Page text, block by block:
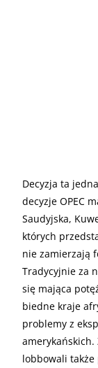
Decyzja ta
decyzje OPEC
Saudyjska,
których
nie zamierzają
Tradycyjnie za
się mająca
biedne kraje
problemy z
lobbowali także